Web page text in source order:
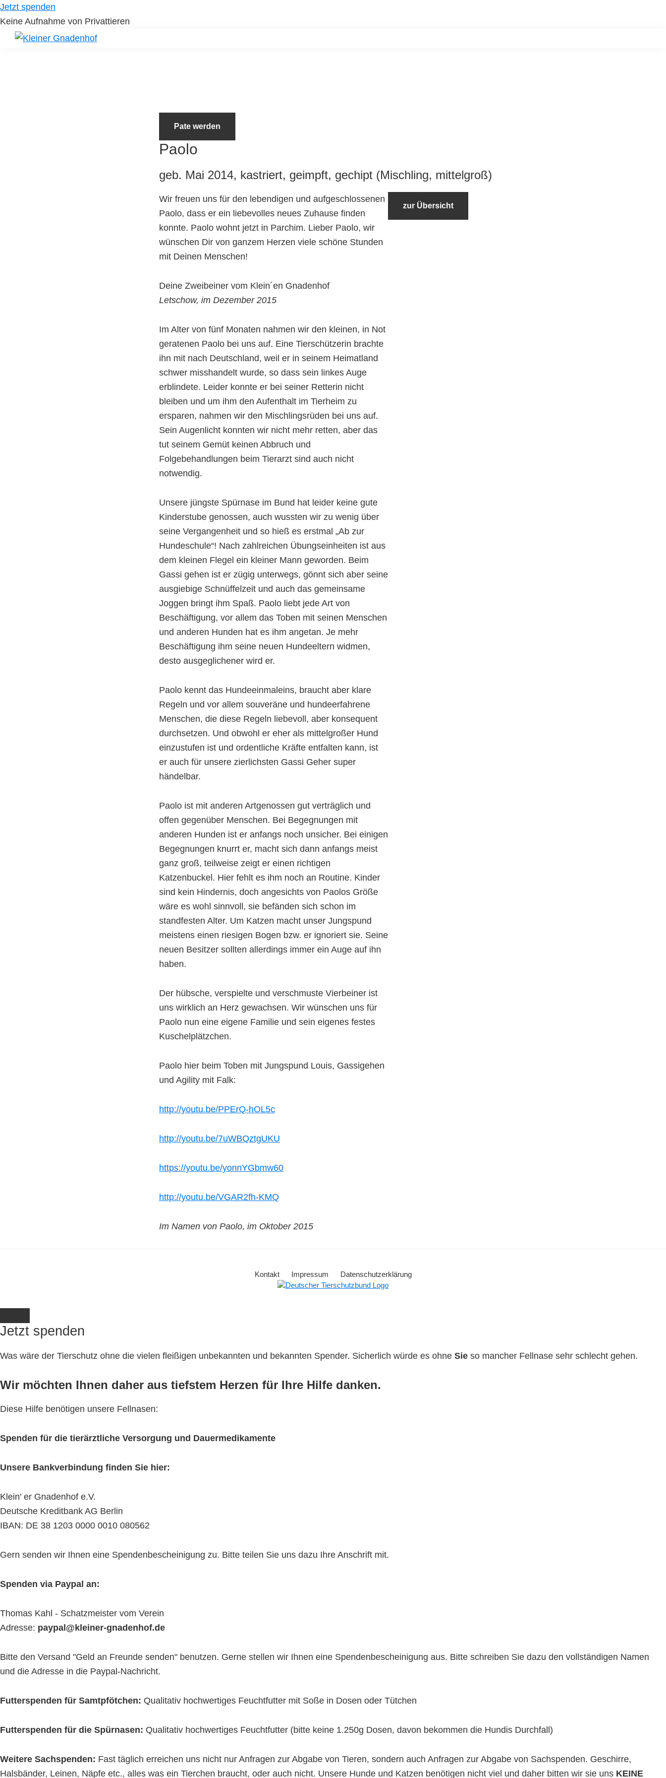
Skip
to
primary
Skip
to
main
Jetzt spenden
Keine Aufnahme von Privattieren
Pate werden
Paolo
geb. Mai 2014, kastriert, geimpft, gechipt (Mischling, mittelgroß)
Wir freuen uns für den lebendigen und aufgeschlossenen
Paolo, dass er ein liebevolles neues Zuhause finden
konnte. Paolo wohnt jetzt in Parchim. Lieber Paolo, wir
wünschen Dir von ganzem Herzen viele schöne Stunden
mit Deinen Menschen!
Deine Zweibeiner vom Klein´en Gnadenhof
Letschow, im Dezember 2015
Im Alter von fünf Monaten nahmen wir den kleinen, in Not
geratenen Paolo bei uns auf. Eine Tierschützerin brachte
ihn mit nach Deutschland, weil er in seinem Heimatland
schwer misshandelt wurde, so dass sein linkes Auge
erblindete. Leider konnte er bei seiner Retterin nicht
bleiben und um ihm den Aufenthalt im Tierheim zu
ersparen, nahmen wir den Mischlingsrüden bei uns auf.
Sein Augenlicht konnten wir nicht mehr retten, aber das
tut seinem Gemüt keinen Abbruch und
Folgebehandlungen beim Tierarzt sind auch nicht
notwendig.
Unsere jüngste Spürnase im Bund hat leider keine gute
Kinderstube genossen, auch wussten wir zu wenig über
seine Vergangenheit und so hieß es erstmal „Ab zur
Hundeschule“! Nach zahlreichen Übungseinheiten ist aus
dem kleinen Flegel ein kleiner Mann geworden. Beim
Gassi gehen ist er zügig unterwegs, gönnt sich aber seine
ausgiebige Schnüffelzeit und auch das gemeinsame
Joggen bringt ihm Spaß. Paolo liebt jede Art von
Beschäftigung, vor allem das Toben mit seinen Menschen
und anderen Hunden hat es ihm angetan. Je mehr
Beschäftigung ihm seine neuen Hundeeltern widmen,
desto ausgeglichener wird er.
Paolo kennt das Hundeeinmaleins, braucht aber klare
Regeln und vor allem souveräne und hundeerfahrene
Menschen, die diese Regeln liebevoll, aber konsequent
durchsetzen. Und obwohl er eher als mittelgroßer Hund
einzustufen ist und ordentliche Kräfte entfalten kann, ist
er auch für unsere zierlichsten Gassi Geher super
händelbar.
Paolo ist mit anderen Artgenossen gut verträglich und
offen gegenüber Menschen. Bei Begegnungen mit
anderen Hunden ist er anfangs noch unsicher. Bei einigen
Begegnungen knurrt er, macht sich dann anfangs meist
ganz groß, teilweise zeigt er einen richtigen
Katzenbuckel. Hier fehlt es ihm noch an Routine. Kinder
sind kein Hindernis, doch angesichts von Paolos Größe
wäre es wohl sinnvoll, sie befänden sich schon im
standfesten Alter. Um Katzen macht unser Jungspund
meistens einen riesigen Bogen bzw. er ignoriert sie. Seine
neuen Besitzer sollten allerdings immer ein Auge auf ihn
haben.
Der hübsche, verspielte und verschmuste Vierbeiner ist
uns wirklich an Herz gewachsen. Wir wünschen uns für
Paolo nun eine eigene Familie und sein eigenes festes
Kuschelplätzchen.
Paolo hier beim Toben mit Jungspund Louis, Gassigehen
und Agility mit Falk:
http://youtu.be/PPErQ-hOL5c
http://youtu.be/7uWBQztgUKU
https://youtu.be/yonnYGbmw60
http://youtu.be/VGAR2fh-KMQ
Im Namen von Paolo, im Oktober 2015
zur Übersicht
Kontakt Impressum Datenschutzerklärung
Jetzt spenden
Was wäre der Tierschutz ohne die vielen fleißigen unbekannten und bekannten Spender. Sicherlich würde es ohne Sie so mancher Fellnase sehr schlecht gehen.
Wir möchten Ihnen daher aus tiefstem Herzen für Ihre Hilfe danken.
Diese Hilfe benötigen unsere Fellnasen:
Spenden für die tierärztliche Versorgung und Dauermedikamente
Unsere Bankverbindung finden Sie hier:
Klein' er Gnadenhof e.V.
Deutsche Kreditbank AG Berlin
IBAN: DE 38 1203 0000 0010 080562
Gern senden wir Ihnen eine Spendenbescheinigung zu. Bitte teilen Sie uns dazu Ihre Anschrift mit.
Spenden via Paypal an:
Thomas Kahl - Schatzmeister vom Verein
Adresse: paypal@kleiner-gnadenhof.de
Bitte den Versand "Geld an Freunde senden" benutzen. Gerne stellen wir Ihnen eine Spendenbescheinigung aus. Bitte schreiben Sie dazu den vollständigen Namen
und die Adresse in die Paypal-Nachricht.
Futterspenden für Samtpfötchen: Qualitativ hochwertiges Feuchtfutter mit Soße in Dosen oder Tütchen
Futterspenden für die Spürnasen: Qualitativ hochwertiges Feuchtfutter (bitte keine 1.250g Dosen, davon bekommen die Hundis Durchfall)
Weitere Sachspenden: Fast täglich erreichen uns nicht nur Anfragen zur Abgabe von Tieren, sondern auch Anfragen zur Abgabe von Sachspenden. Geschirre,
Halsbänder, Leinen, Näpfe etc., alles was ein Tierchen braucht, oder auch nicht. Unsere Hunde und Katzen benötigen nicht viel und daher bitten wir sie uns KEINE